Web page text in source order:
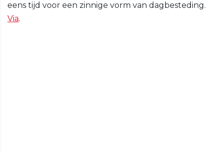
eens tijd voor een zinnige vorm van dagbesteding.
Via.